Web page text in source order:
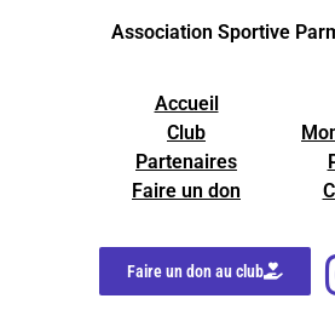
Association Sportive
Accueil
Club
Partenaires
Faire un don
Faire un don au club